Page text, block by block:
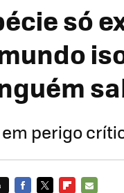
só
perigo